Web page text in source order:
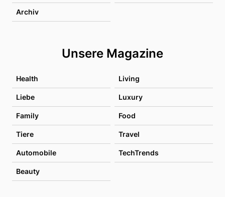
Archiv
Unsere Magazine
Health Living
Liebe Luxury
Family Food
Tiere Travel
Automobile TechTrends
Beauty